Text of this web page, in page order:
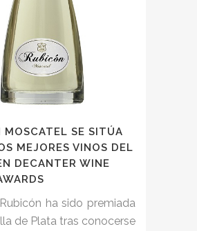
MOSCATEL SE SITÚA
MEJORES VINOS DEL
DECANTER WINE
ha sido premiada
de Plata tras conocerse